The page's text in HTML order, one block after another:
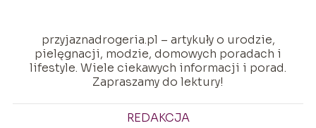
przyjaznadrogeria.pl – artykuły o urodzie,
pielęgnacji, modzie, domowych poradach i
lifestyle. Wiele ciekawych informacji i porad.
Zapraszamy do lektury!
REDAKCJA